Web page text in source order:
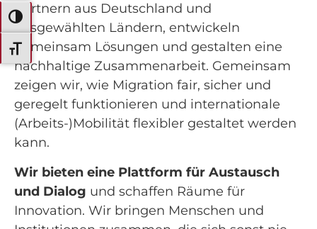
Umschalten auf hohe Kontraste
Schrift vergrößern
Partnern aus Deutschland und
ausgewählten Ländern, entwickeln
gemeinsam Lösungen und gestalten eine
nachhaltige Zusammenarbeit. Gemeinsam
zeigen wir, wie Migration fair, sicher und
geregelt funktionieren und internationale
(Arbeits-)Mobilität flexibler gestaltet werden
kann.
Wir bieten eine Plattform für Austausch
und Dialog und schaffen Räume für
Innovation. Wir bringen Menschen und